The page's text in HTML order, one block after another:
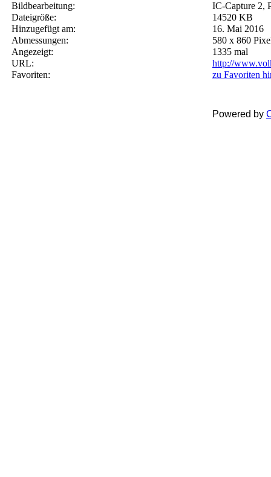
Bildbearbeitung:
IC-Capture 2,
Dateigröße:
14520 KB
Hinzugefügt am:
16. Mai 2016
Abmessungen:
580 x 860
Angezeigt:
1335 mal
URL:
http://
Favoriten:
zu Favoriten
Powered by